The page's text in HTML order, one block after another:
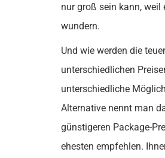
nur groß sein kann,
wundern.
Und wie werden die
unterschiedlichen
unterschiedliche
Alternative nennt man
günstigeren Package-
ehesten empfehlen.